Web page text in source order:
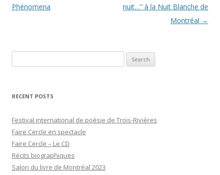
Phénomena
nuit…” à la Nuit Blanche de
Montréal →
for:
RECENT POSTS
Festival international de poésie de Trois-Rivières
Faire Cercle en spectacle
Faire Cercle – Le CD
Récits biographiques
Salon du livre de Montréal 2023